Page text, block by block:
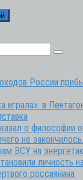
России
играла»: в
о философии
не
ВСУ на
личность
россиянина